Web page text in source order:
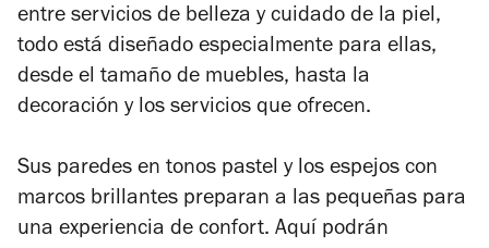
entre servicios de belleza y cuidado de la piel,
todo está diseñado especialmente para ellas,
desde el tamaño de muebles, hasta la
decoración y los servicios que ofrecen.
Sus paredes en tonos pastel y los espejos con
marcos brillantes preparan a las pequeñas para
una experiencia de confort. Aquí podrán